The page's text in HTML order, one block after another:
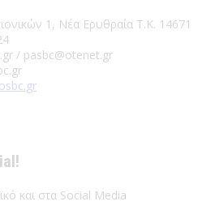
1, Νέα Ερυθραία Τ.Κ. 14671
/ pasbc@otenet.gr
και στα Social Media